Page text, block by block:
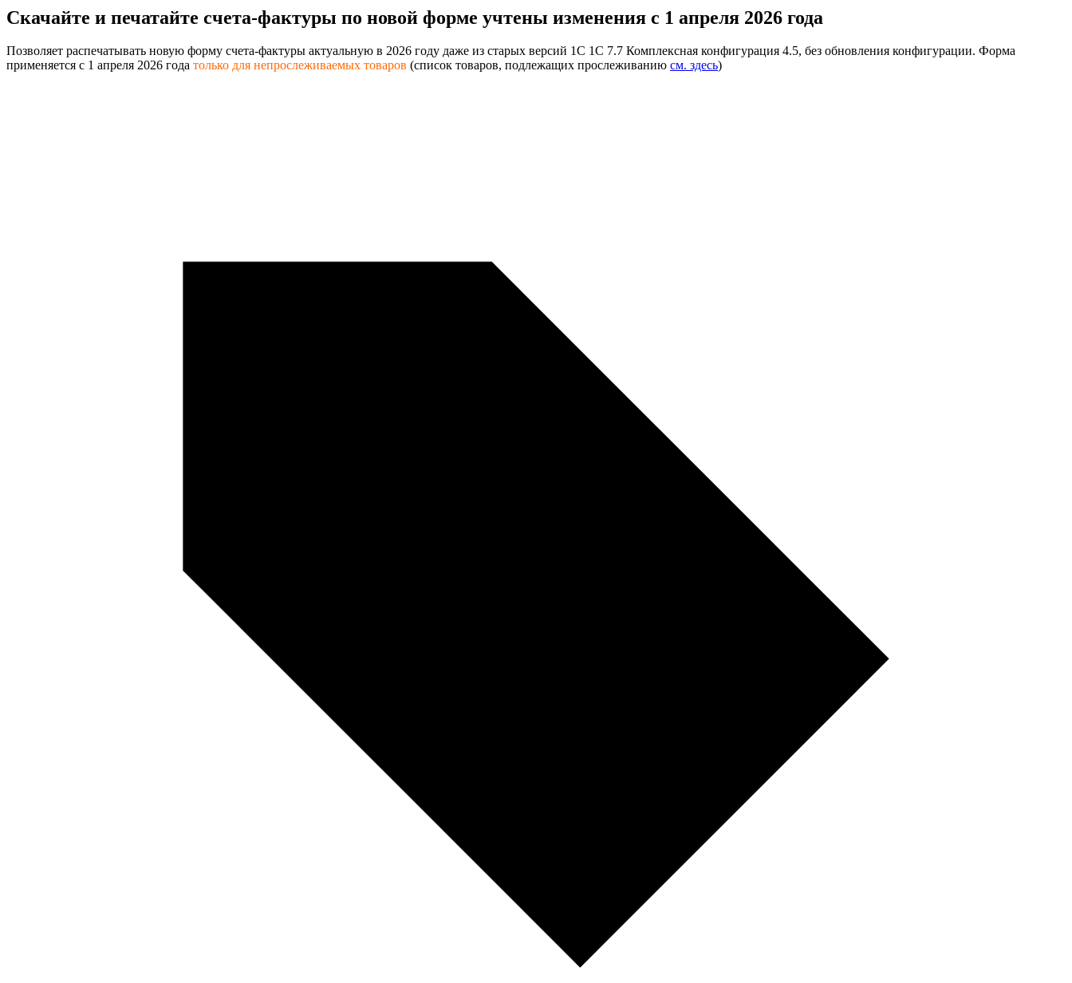
Скачайте и печатайте счета-фактуры по новой форме учтены изменения с 1 апреля 2026 года
Позволяет распечатывать новую форму счета-фактуры актуальную в 2026 году даже из старых версий 1С 1С 7.7 Комплексная конфигурация 4.5, без обновления конфигурации. Форма
применяется с 1 апреля 2026 года только для непрослеживаемых товаров (список товаров, подлежащих прослеживанию см. здесь)